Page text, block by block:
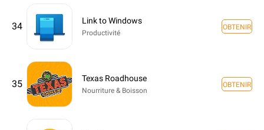
34
Link to Windows
Productivité
OBTENIR
35
Texas Roadhouse
Nourriture & Boisson
OBTENIR